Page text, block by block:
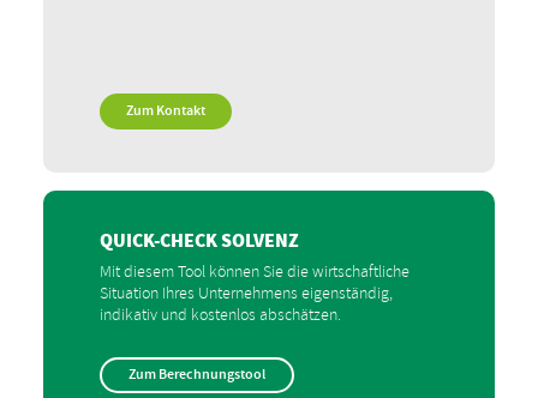
Zum Kontakt
QUICK-CHECK SOLVENZ
Mit diesem Tool können Sie die wirtschaftliche
Situation Ihres Unternehmens eigenständig,
indikativ und kostenlos abschätzen.
Zum Berechnungstool